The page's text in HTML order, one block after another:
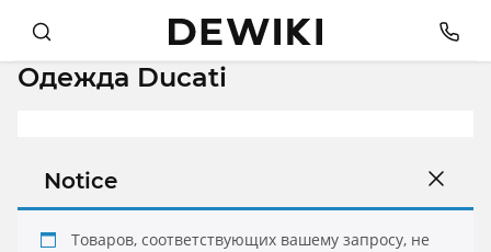
Одежда Ducati
Notice
Товаров, соответствующих вашему запросу, не